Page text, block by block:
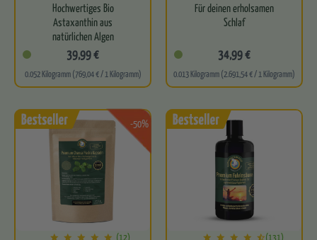
Für deinen erholsamen
Schlaf
GABA, Magnesium und
Melatonin in einer
liposomalen Kapsel
Hohe Bioverfügbarkeit
Ohne Nebenwirkungen
34,99 €
0.013 Kilogramm (2.691,54 € / 1 Kilogramm)
-50%
(12)
Hochwertiges Bio
Astaxanthin aus
natürlichen Algen
Unterstützt die
Zellgesundheit und
antioxidative Abwehrkraft
Trägt zum…
39,99 €
0.052 Kilogramm (769,04 € / 1 Kilogramm)
(131)